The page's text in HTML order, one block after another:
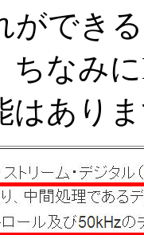
ができ
なみ
はあり